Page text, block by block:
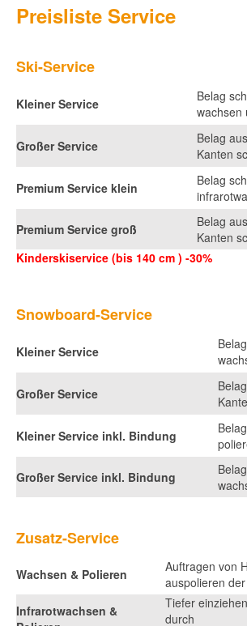
Preisliste Service
Ski-Service
Kleiner Service
Belag
wachsen
Großer Service
Belag
Kanten
Premium Service klein
Belag
Premium Service groß
Belag
Kanten
Kinderskiservice (bis 140 cm ) -30%
Snowboard-Service
Kleiner Service
Großer Service
Kleiner Service inkl. Bindung
Großer Service inkl. Bindung
Zusatz-Service
Wachsen & Polieren
Auftragen von
auspolieren
Infrarotwachsen &
Tiefer
durch